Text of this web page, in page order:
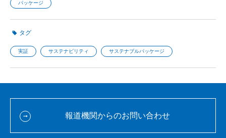
パッケージ
タグ
実証 サステナビリティ サステナブルパッケージ
報道機関からのお問い合わせ